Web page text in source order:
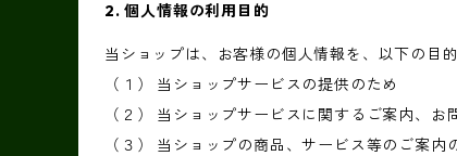
2. 個人情報の利用目的
当ショップは、お客様の個人情報を、以下の目
（１） 当ショップサービスの提供のため
（２） 当ショップサービスに関するご案内、お
（３） 当ショップの商品、サービス等のご案内